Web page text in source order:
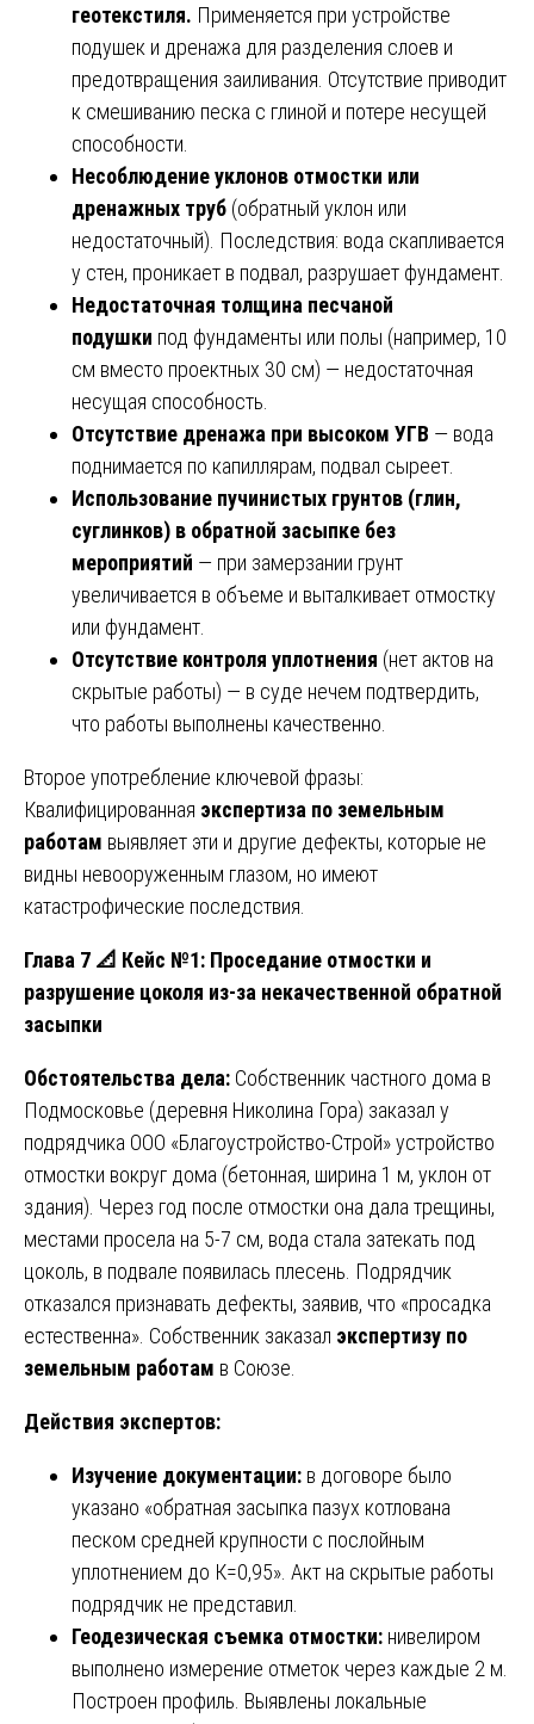
геотекстиля. Применяется при устройстве
подушек и дренажа для разделения слоев и
предотвращения заиливания. Отсутствие приводит
к смешиванию песка с глиной и потере несущей
способности.
Несоблюдение уклонов отмостки или
дренажных труб (обратный уклон или
недостаточный). Последствия: вода скапливается
у стен, проникает в подвал, разрушает фундамент.
Недостаточная толщина песчаной
подушки под фундаменты или полы (например, 10
см вместо проектных 30 см) — недостаточная
несущая способность.
Отсутствие дренажа при высоком УГВ — вода
поднимается по капиллярам, подвал сыреет.
Использование пучинистых грунтов (глин,
суглинков) в обратной засыпке без
мероприятий — при замерзании грунт
увеличивается в объеме и выталкивает отмостку
или фундамент.
Отсутствие контроля уплотнения (нет актов на
скрытые работы) — в суде нечем подтвердить,
что работы выполнены качественно.
Второе употребление ключевой фразы:
Квалифицированная экспертиза по земельным
работам выявляет эти и другие дефекты, которые не
видны невооруженным глазом, но имеют
катастрофические последствия.
Глава 7 📐 Кейс №1: Проседание отмостки и
разрушение цоколя из-за некачественной обратной
засыпки
Обстоятельства дела: Собственник частного дома в
Подмосковье (деревня Николина Гора) заказал у
подрядчика ООО «Благоустройство-Строй» устройство
отмостки вокруг дома (бетонная, ширина 1 м, уклон от
здания). Через год после отмостки она дала трещины,
местами просела на 5-7 см, вода стала затекать под
цоколь, в подвале появилась плесень. Подрядчик
отказался признавать дефекты, заявив, что «просадка
естественна». Собственник заказал экспертизу по
земельным работам в Союзе.
Действия экспертов:
Изучение документации: в договоре было
указано «обратная засыпка пазух котлована
песком средней крупности с послойным
уплотнением до К=0,95». Акт на скрытые работы
подрядчик не представил.
Геодезическая съемка отмостки: нивелиром
выполнено измерение отметок через каждые 2 м.
Построен профиль. Выявлены локальные